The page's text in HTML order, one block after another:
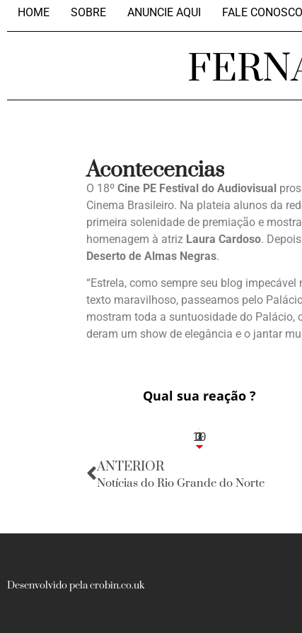
HOME SOBRE ANUNCIE AQUI FALE CONOSCO
Acontecencias
O 18º Cine PE Festival do Audiovisual
Cinema Brasileiro. Na plateia alunos da
primeira solenidade de premiação e
homenagem à atriz Laura Cardoso.
Deserto de Almas Negras.
“Estrela, como sempre seu blog
texto maravilhoso, passeamos pelo
mostram toda a suntuosidade do Palácio,
deram um show de elegância e o jantar
Qual sua reação ?
3
1
1
2
10
ANTERIOR
Notícias do Rio Grande do Norte
Desenvolvido pela crobin.co.uk